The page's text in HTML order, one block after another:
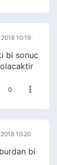
10:19
bi sonuc
0
10:20
bi